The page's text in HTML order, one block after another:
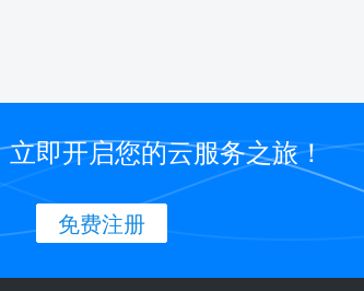
立即开启您的云服务之旅！
免费注册